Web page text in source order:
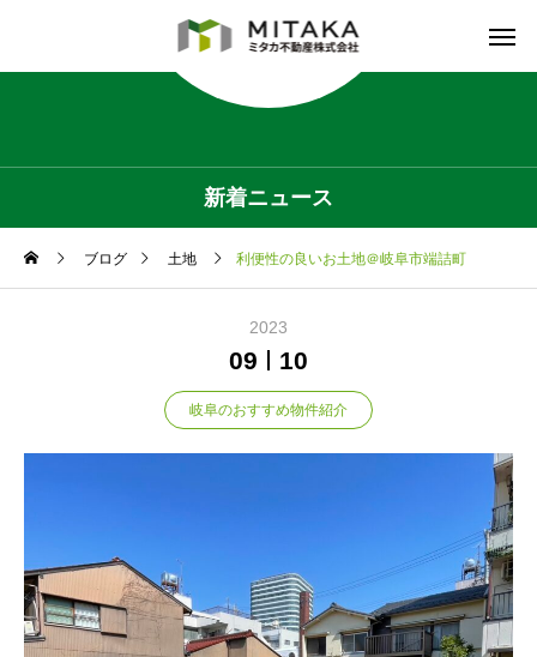
新着ニュース
ブログ 土地 利便性の良いお土地＠岐阜市端詰町
2023
09 10
岐阜のおすすめ物件紹介